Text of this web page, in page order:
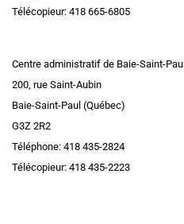
Télécopieur: 418 665-6805
Centre administratif de Baie-Saint-
200, rue Saint-Aubin
Baie-Saint-Paul (Québec)
G3Z 2R2
Téléphone: 418 435-2824
Télécopieur: 418 435-2223